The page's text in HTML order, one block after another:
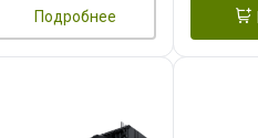
Подробнее